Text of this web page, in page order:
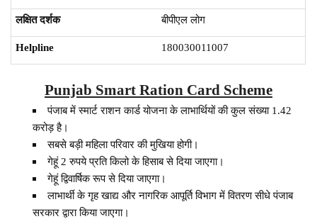
लक्षित दर्शक बीपीएल लोग
Helpline 180030011007
Punjab Smart Ration Card Scheme
पंजाब में स्मार्ट राशन कार्ड योजना के लाभार्थियों की कुल संख्या 1.42
करोड़ है।
सबसे बड़ी महिला परिवार की मुखिया होगी।
गेहूं 2 रुपये प्रति किलो के हिसाब से दिया जाएगा।
गेहूं द्विवार्षिक रूप से दिया जाएगा।
लाभार्थी के गृह खाद्य और नागरिक आपूर्ति विभाग में वितरण सीधे पंजाब
सरकार द्वारा किया जाएगा।